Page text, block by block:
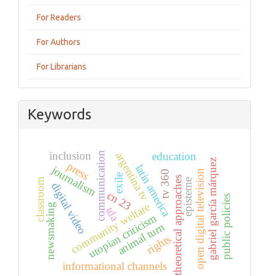
For Readers
For Authors
For Librarians
Keywords
communication latin americatheoretical approaches
utopian criticism
episteme
community welfare open digital television
tda
argentina tv tv 360
cn 23
informational channels
digital video
journalism gabriel garcía márquez
animal turn
education
public policies
rights
inclusion
newsmaking
press
exile
classroom